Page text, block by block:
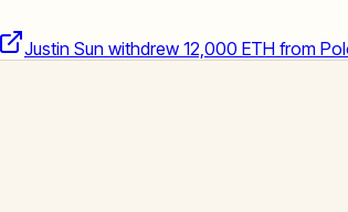
Justin Sun withdrew 12,000 ETH from